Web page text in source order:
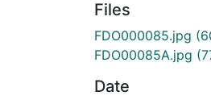
Files
FDO000085.jpg
FDO00085A.jpg
Date